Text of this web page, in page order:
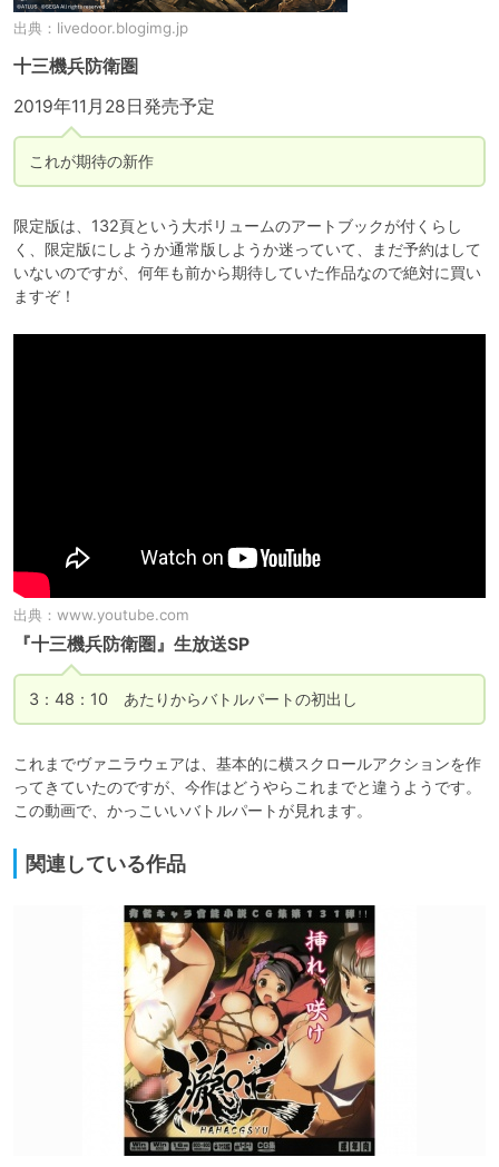
出典： livedoor.blogimg.jp
十三機兵防衛圏
2019年11月28日発売予定
これが期待の新作
限定版は、132頁という大ボリュームのアートブックが付くらし
く、限定版にしようか通常版しようか迷っていて、まだ予約はして
いないのですが、何年も前から期待していた作品なので絶対に買い
出典： www.youtube.com
『十三機兵防衛圏』生放送SP
3：48：10　あたりからバトルパートの初出し
これまでヴァニラウェアは、基本的に横スクロールアクションを作
ってきていたのですが、今作はどうやらこれまでと違うようです。
この動画で、かっこいいバトルパートが見れます。
関連している作品